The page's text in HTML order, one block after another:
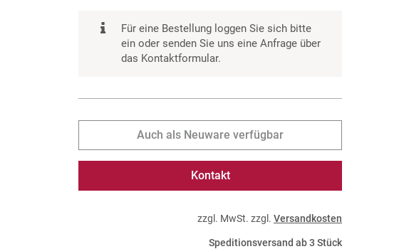
Für eine Bestellung loggen Sie sich bitte
ein oder senden Sie uns eine Anfrage über
das Kontaktformular.
Auch als Neuware verfügbar
Kontakt
zzgl. MwSt. zzgl. Versandkosten
Speditionsversand ab 3 Stück